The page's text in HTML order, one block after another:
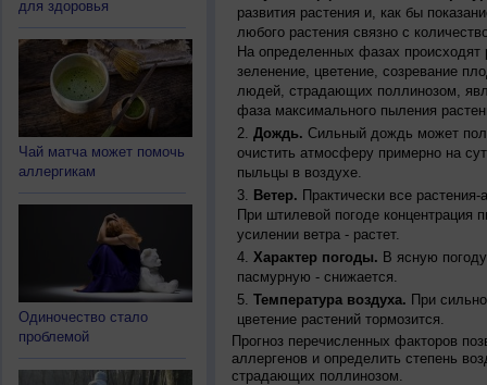
для здоровья
Чай матча может помочь
аллергикам
Одиночество стало
проблемой
развития растения и, как бы
любого растения связно с
На определенных фазах происходят
зеленение, цветение, созревание
людей, страдающих поллинозом,
фаза максимального пыления
Дождь. Сильный дождь может
очистить атмосферу примерно на
пыльцы в воздухе.
Ветер. Практически все
При штилевой погоде
усилении ветра - растет.
Характер погоды. В ясную
пасмурную - снижается.
Температура воздуха. При
цветение растений тормозится.
Прогноз перечисленных факторов
аллергенов и определить степень
страдающих поллинозом.